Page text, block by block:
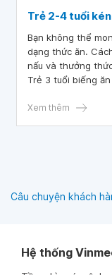
Trẻ 2-4 tuổi kén
Bạn không thể
dạng thức ăn.
nấu và thưởng
Trẻ 3 tuổi biếng
Xem thêm
Câu chuyện khách
Hệ thống